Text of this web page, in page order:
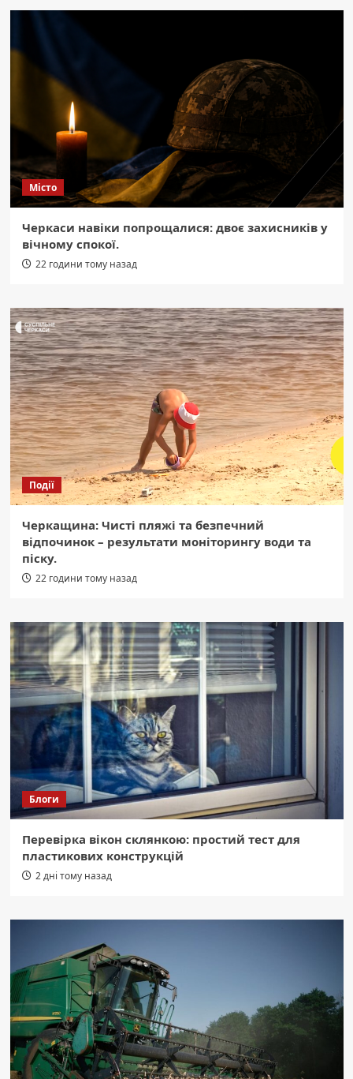
Місто
Черкаси навіки попрощалися: двоє захисників у
вічному спокої.
22 години тому назад
Події
Черкащина: Чисті пляжі та безпечний
відпочинок – результати моніторингу води та
піску.
22 години тому назад
Блоги
Перевірка вікон склянкою: простий тест для
пластикових конструкцій
2 дні тому назад